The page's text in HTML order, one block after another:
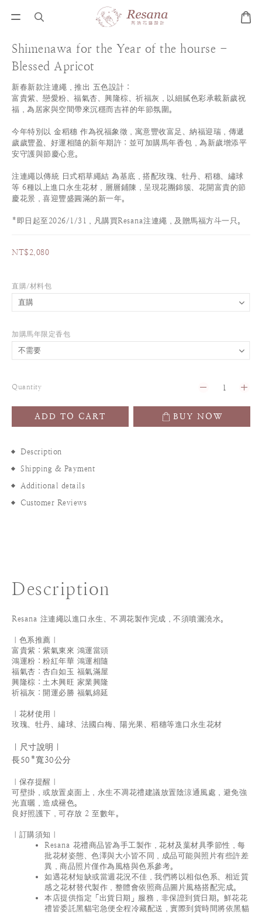
Shimenawa for the Year of the hourse -
Blessed Apricot
新春新款注連繩，推出 五色設計：
富貴紫、戀愛粉、福氣杏、興隆棕、祈福灰，以細膩色彩承載新歲祝
福，為居家與空間帶來沉穩而吉祥的年節氛圍。
今年特別以 金稻穗 作為祝福象徵，寓意豐收富足、納福迎瑞，傳遞
歲歲豐盈、好運相隨的新年期許；並可加購馬年香包，為新歲增添平
安守護與節慶心意。
注連繩以傳統 日式稻草繩結 為基底，搭配玫瑰、牡丹、稻穗、繡球
等 6種以上進口永生花材，層層鋪陳，呈現花團錦簇、花開富貴的節
慶花景，喜迎豐盛圓滿的新一年。
*即日起至2026/1/31，凡購買Resana注連繩，及贈馬福方斗一只。
NT$2,080
直購/材料包
加購馬年限定香包
Quantity
ADD TO CART BUY NOW
Description
Shipping & Payment
Additional details
Customer Reviews
Description
Resana 注連繩以進口永生、不凋花製作完成，不須噴灑澆水。
｜色系推薦｜
富貴紫：紫氣東來 鴻運當頭
鴻運粉：粉紅年華 鴻運相隨
福氣杏：杏白如玉 福氣滿屋
興隆棕：土木興旺 家業興隆
祈福灰：開運必勝 福氣綿延
｜花材使用｜
玫瑰、牡丹、繡球、法國白梅、陽光果、稻穗等進口永生花材
｜尺寸說明｜
長50 *寬30公分
｜保存提醒｜
可壁掛，或放置桌面上，永生不凋花禮建議放置陰涼通風處，避免強
光直曬，造成褪色。
良好照護下，可存放 2 至數年。
｜訂購須知｜
Resana 花禮商品皆為手工製作，花材及葉材具季節性，每
批花材姿態、色澤與大小皆不同，成品可能與照片有些許差
異，商品照片僅作為風格與色系參考。
如遇花材短缺或當週花況不佳，我們將以相似色系、相近質
感之花材替代製作，整體會依照商品圖片風格搭配完成。
本店提供指定「出貨日期」服務，非保證到貨日期。鮮花花
禮皆委託黑貓宅急便全程冷藏配送，實際到貨時間將依黑貓